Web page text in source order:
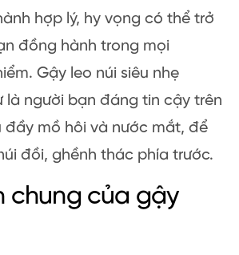
hợp lý, hy vọng có thể trở
đồng hành trong mọi
Gậy leo núi siêu nhẹ
là người bạn đáng tin cậy trên
đầy mồ hôi và nước mắt, để
đồi, ghềnh thác phía trước.
chung của gậy